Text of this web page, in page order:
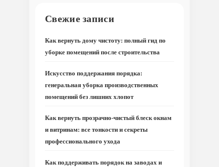
Свежие записи
Как вернуть дому чистоту: полный гид по
уборке помещений после строительства
Искусство поддержания порядка:
генеральная уборка производственных
помещений без лишних хлопот
Как вернуть прозрачно-чистый блеск окнам
и витринам: все тонкости и секреты
профессионального ухода
Как поддерживать порядок на заводах и